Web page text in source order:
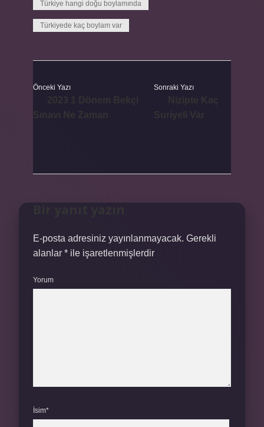
Türkiye hangi doğu boylamında
Türkiyede kaç boylam var
Önceki Yazı Sonraki Yazı
E-posta adresiniz yayınlanmayacak. Gerekli
alanlar * ile işaretlenmişlerdir
Yorum
İsim*